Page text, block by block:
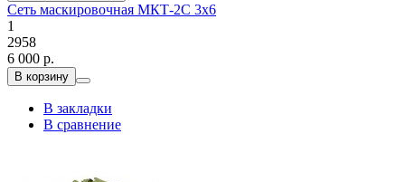
Сеть маскировочная МКТ-2С 3х6
1
2958
6 000 р.
В корзину
В закладки
В сравнение